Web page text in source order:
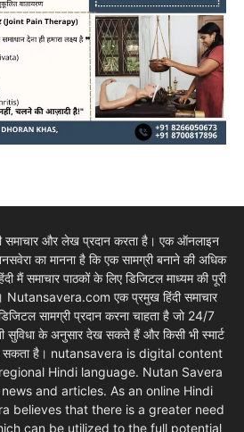
समाचार और लेख प्रदान करता है। एक ऑनलाइन
का मानना है कि एक सामग्री बनाने की अधिक
मैं समाचार पाठकों के लिए डिजिटल माध्यम की पूरी
Nutansavera.com एक प्रमुख हिंदी समाचार
सामग्री प्रदान करना चाहता है जो 24/7
सुविधा के अनुसार देख सकते हैं और किसी भी स्मार्ट
सकता है। nutansavera is digital content
Hindi language. Nutan Savera
and articles. As an online Hindi
believes that there is a greater need
can be utilized to the full potential